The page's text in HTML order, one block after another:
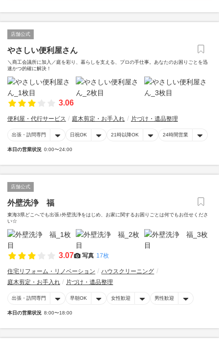
店舗公式
やさしい便利屋さん
＼商工会議所に加入／庭を彩り、暮らしを支える、プロの手仕事。あなたのお困りごとを迅
速かつ的確に解決！
3.06
便利屋・代行サービス 庭木剪定・お手入れ 片づけ・遺品整理
出張・訪問専門 日祝OK 21時以降OK 24時間営業
本日の営業状況 0:00〜24:00
店舗公式
外壁洗浄 福
東海3県どこへでも出張♪外壁洗浄をはじめ、お家に関するお困りごとは何でもお任せくださ
い☆
3.07 写真 17枚
住宅リフォーム・リノベーション
ハウスクリーニング
庭木剪定・お手入れ
片づけ・遺品整理
出張・訪問専門 早朝OK 女性歓迎 男性歓迎
本日の営業状況 8:00〜18:00